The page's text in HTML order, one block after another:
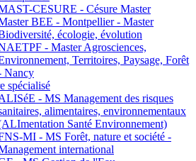
CESURE - Césure Master
BEE - Montpellier - Master
écologie, évolution
- Master Agrosciences,
Territoires, Paysage, Forêt
Nancy
spécialisé
- MS Management des risques
alimentaires, environnementaux
Santé Environnement)
MI - MS Forêt, nature et société -
international